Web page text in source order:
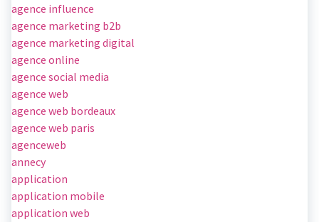
agence influence
agence marketing b2b
agence marketing digital
agence online
agence social media
agence web
agence web bordeaux
agence web paris
agenceweb
annecy
application
application mobile
application web